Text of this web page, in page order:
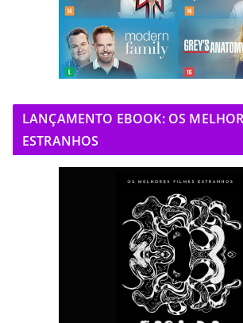
LANÇAMENTO EBOOK: OS
ESTRANHOS